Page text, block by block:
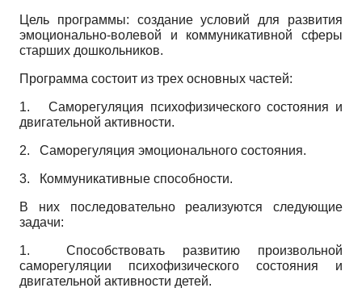
Цель программы: создание условий для развития
эмоционально-волевой и коммуникативной сферы
старших дошкольников.
Программа состоит из трех основных частей:
1. Саморегуляция психофизического состояния и
двигательной активности.
2. Саморегуляция эмоционального состояния.
3. Коммуникативные способности.
В них последовательно реализуются следующие
задачи:
1. Способствовать развитию произвольной
саморегуляции психофизического состояния и
двигательной активности детей.